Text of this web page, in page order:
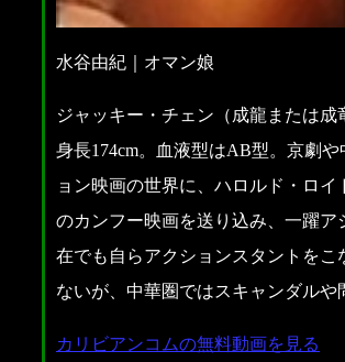
水谷由紀｜オマン娘
ジャッキー・チェン（成龍または成
身長174cm。血液型はAB型。京劇
ョン映画の世界に、ハロルド・ロ
のカンフー映画を送り込み、一躍
在でも自らアクションスタントを
ないが、中華圏ではスキャンダル
カリビアンコムの無料動画を見る